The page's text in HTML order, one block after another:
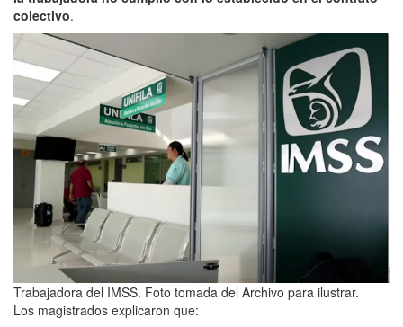
colectivo.
Trabajadora del IMSS. Foto tomada del Archivo para ilustrar.
Los magistrados explicaron que: